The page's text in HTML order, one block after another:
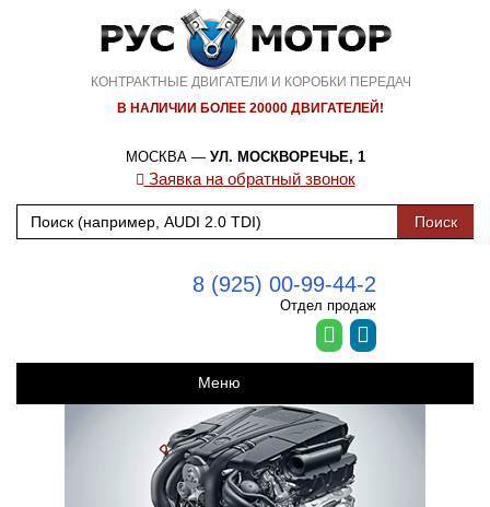
КОНТРАКТНЫЕ ДВИГАТЕЛИ И КОРОБКИ ПЕРЕДАЧ
В НАЛИЧИИ БОЛЕЕ 20000 ДВИГАТЕЛЕЙ!
МОСКВА — УЛ. МОСКВОРЕЧЬЕ, 1
Заявка на обратный звонок
8 (925) 00-99-44-2
Отдел продаж
Меню